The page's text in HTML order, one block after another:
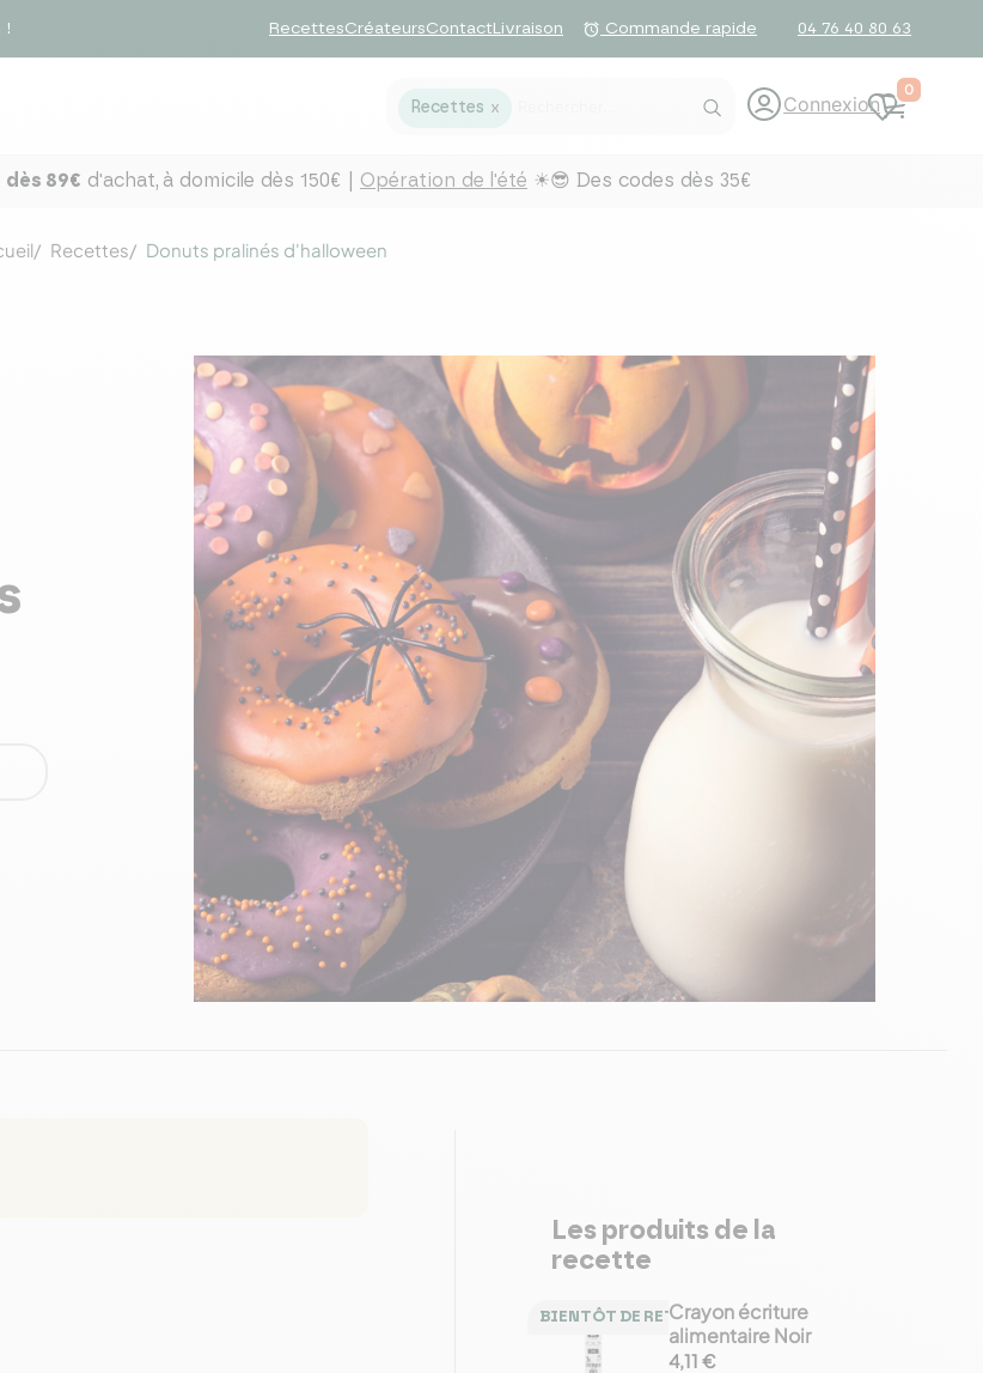
! RecettesCréateursContactLivraison alarm Commande rapide 04 76 40 80 63
Recettes X Connexion
0
dès 89€ d'achat, à domicile dès 150€ | Opération de l'été ☀😎 Des codes dès 35€
Recettes Donuts pralinés d'halloween
Les produits de la
recette
BIENTÔT DE RETOURCrayon écriture
alimentaire Noir
4,11 €